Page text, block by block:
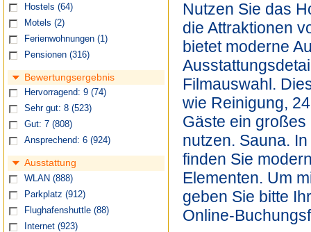
Hostels (64)
Motels (2)
Ferienwohnungen (1)
Pensionen (316)
Bewertungsergebnis
Hervorragend: 9 (74)
Sehr gut: 8 (523)
Gut: 7 (808)
Ansprechend: 6 (924)
Ausstattung
WLAN (888)
Parkplatz (912)
Flughafenshuttle (88)
Internet (923)
Nutzen Sie das
die Attraktionen
bietet moderne
Filmauswahl.
wie Reinigung,
Gäste ein
nutzen. Sauna.
finden Sie
Elementen. Um
geben Sie bitte
Online-